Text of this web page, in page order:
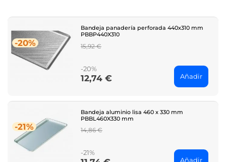
-20%
Bandeja panadería perforada 440x310 mm
PBBP440X310
Regular
15,92 €
-20%
Price
12,74 € Añadir
-21%
Bandeja aluminio lisa 460 x 330 mm
PBBL460X330 mm
Regular
14,86 €
-21%
Añadir